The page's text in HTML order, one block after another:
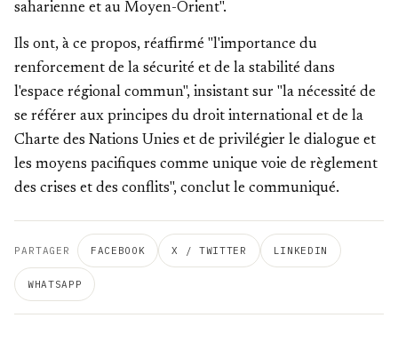
saharienne et au Moyen-Orient".
Ils ont, à ce propos, réaffirmé "l'importance du
renforcement de la sécurité et de la stabilité dans
l'espace régional commun", insistant sur "la nécessité de
se référer aux principes du droit international et de la
Charte des Nations Unies et de privilégier le dialogue et
les moyens pacifiques comme unique voie de règlement
des crises et des conflits", conclut le communiqué.
PARTAGER FACEBOOK X / TWITTER LINKEDIN
WHATSAPP